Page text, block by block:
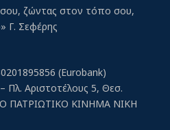
ζώντας στον τόπο σου,
Γ. Σεφέρης
(Eurobank)
Πλ. Αριστοτέλους 5, Θεσ.
ΠΑΤΡΙΩΤΙΚΟ ΚΙΝΗΜΑ ΝΙΚΗ